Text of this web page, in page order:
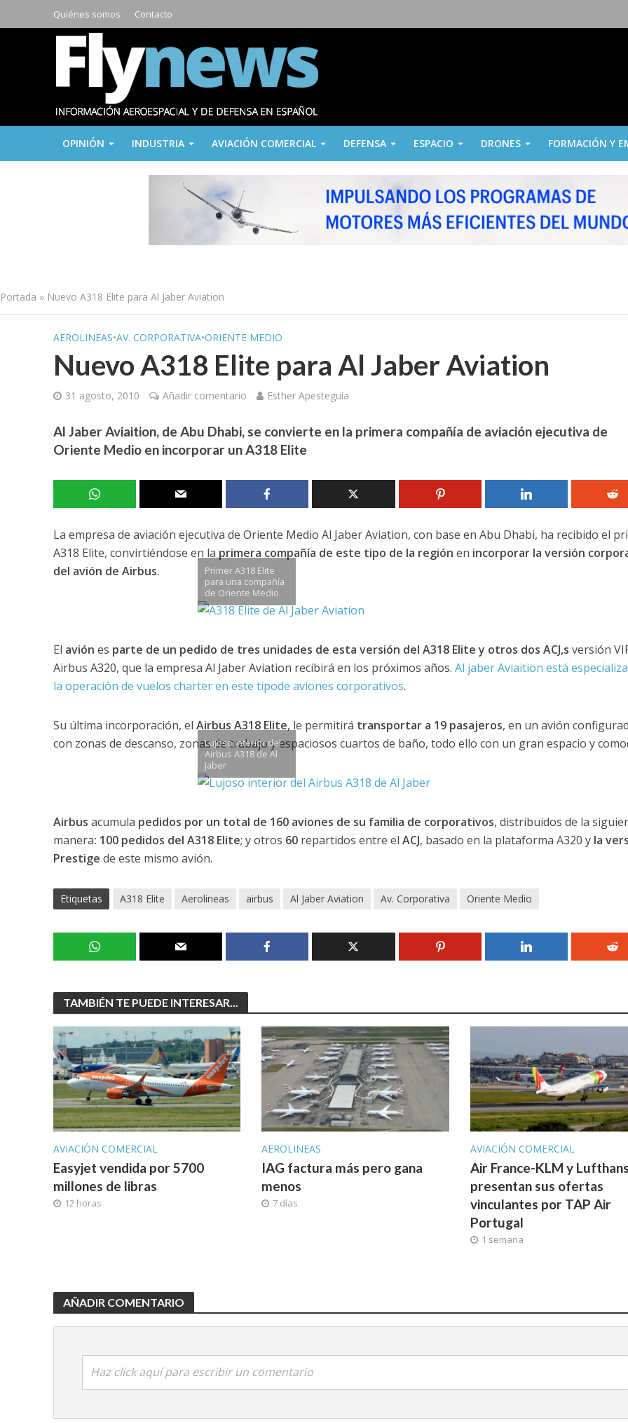
Quiénes somos Contacto
OPINIÓN INDUSTRIA AVIACIÓN COMERCIAL DEFENSA ESPACIO DRONES FORMACIÓN Y
Portada » Nuevo A318 Elite para Al Jaber Aviation
AEROLINEAS•AV. CORPORATIVA•ORIENTE MEDIO
Nuevo A318 Elite para Al Jaber Aviation
31 agosto, 2010 Añadir comentario Esther Apesteguía
Al Jaber Aviaition, de Abu Dhabi, se convierte en la primera compañía de aviación ejecutiva de
Oriente Medio en incorporar un A318 Elite
La empresa de aviación ejecutiva de Oriente Medio Al Jaber Aviation, con base en Abu Dhabi, ha recibido el
A318 Elite, convirtiéndose en la primera compañía de este tipo de la región en incorporar la versión
del avión de Airbus.
Primer A318 Elite
para una compañía
de Oriente Medio
El avión es parte de un pedido de tres unidades de esta versión del A318 Elite y otros dos ACJ,s versión
Airbus A320, que la empresa Al Jaber Aviation recibirá en los próximos años. Al jaber Aviaition está
la operación de vuelos charter en este tipode aviones corporativos.
Su última incorporación, el Airbus A318 Elite, le permitirá transportar a 19 pasajeros, en un avión
con zonas de descanso, zonas de trabajo y espaciosos cuartos de baño, todo ello con un gran espacio y
Lujoso interior del
Airbus A318 de Al
Jaber
Airbus acumula pedidos por un total de 160 aviones de su familia de corporativos, distribuidos de la
manera: 100 pedidos del A318 Elite; y otros 60repartidos entre el ACJ, basado en la plataforma A320 yla
Prestige de este mismo avión.
Etiquetas A318 Elite Aerolineas airbus Al Jaber Aviation Av. Corporativa Oriente Medio
TAMBIÉN TE PUEDE INTERESAR...
AVIACIÓN COMERCIAL
Easyjet vendida por 5700
millones de libras
12 horas
AEROLINEAS
IAG factura más pero gana
menos
7 días
AVIACIÓN COMERCIAL
Air France-KLM y
presentan sus ofertas
vinculantes por TAP Air
Portugal
1 semana
AÑADIR COMENTARIO
Haz click aquí para escribir un comentario